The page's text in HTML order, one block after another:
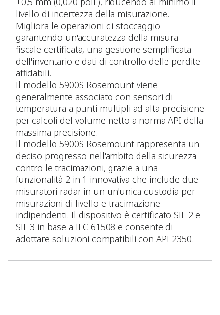
livello di incertezza della misurazione.
Migliora le operazioni di stoccaggio
garantendo un'accuratezza della misura
fiscale certificata, una gestione semplificata
dell'inventario e dati di controllo delle perdite
affidabili.
Il modello 5900S Rosemount viene
generalmente associato con sensori di
temperatura a punti multipli ad alta precisione
per calcoli del volume netto a norma API della
massima precisione.
Il modello 5900S Rosemount rappresenta un
deciso progresso nell'ambito della sicurezza
contro le tracimazioni, grazie a una
funzionalità 2 in 1 innovativa che include due
misuratori radar in un un'unica custodia per
misurazioni di livello e tracimazione
indipendenti. Il dispositivo è certificato SIL 2 e
SIL 3 in base a IEC 61508 e consente di
adottare soluzioni compatibili con API 2350.